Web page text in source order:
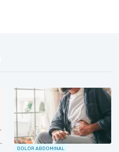
DOLOR ABDOMINAL